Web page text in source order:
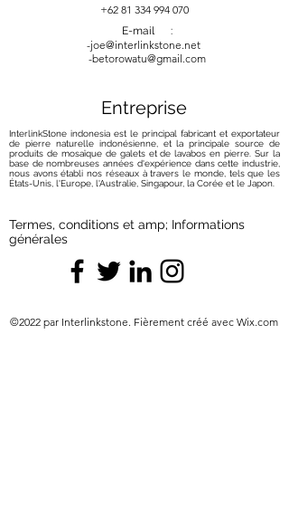
+62 81 334 994 070
E-mail :
-joe@interlinkstone.net
-betorowatu@gmail.com
Entreprise
InterlinkStone indonesia est le principal fabricant et exportateur
de pierre naturelle indonésienne, et la principale source de
produits de mosaïque de galets et de lavabos en pierre. Sur la
base de nombreuses années d'expérience dans cette industrie,
nous avons établi nos réseaux à travers le monde, tels que les
États-Unis, l'Europe, l'Australie, Singapour, la Corée et le Japon.
Termes, conditions et amp; Informations
générales
©2022 par Interlinkstone. Fièrement créé avec Wix.com